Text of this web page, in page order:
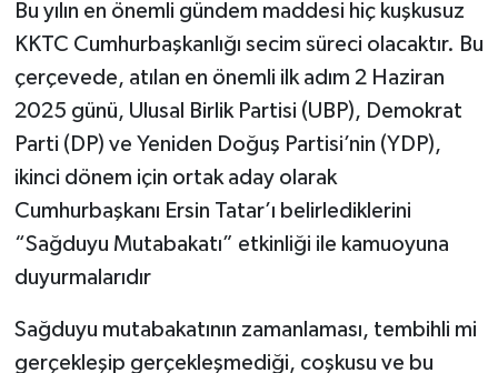
Bu yılın en önemli gündem maddesi hiç kuşkusuz
KKTC Cumhurbaşkanlığı secim süreci olacaktır. Bu
çerçevede, atılan en önemli ilk adım 2 Haziran
2025 günü, Ulusal Birlik Partisi (UBP), Demokrat
Parti (DP) ve Yeniden Doğuş Partisi’nin (YDP),
ikinci dönem için ortak aday olarak
Cumhurbaşkanı Ersin Tatar’ı belirlediklerini
“Sağduyu Mutabakatı” etkinliği ile kamuoyuna
duyurmalarıdır
Sağduyu mutabakatının zamanlaması, tembihli mi
gerçekleşip gerçekleşmediği, coşkusu ve bu